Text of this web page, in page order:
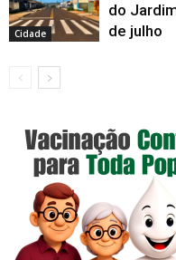
Cidade
do
de julho